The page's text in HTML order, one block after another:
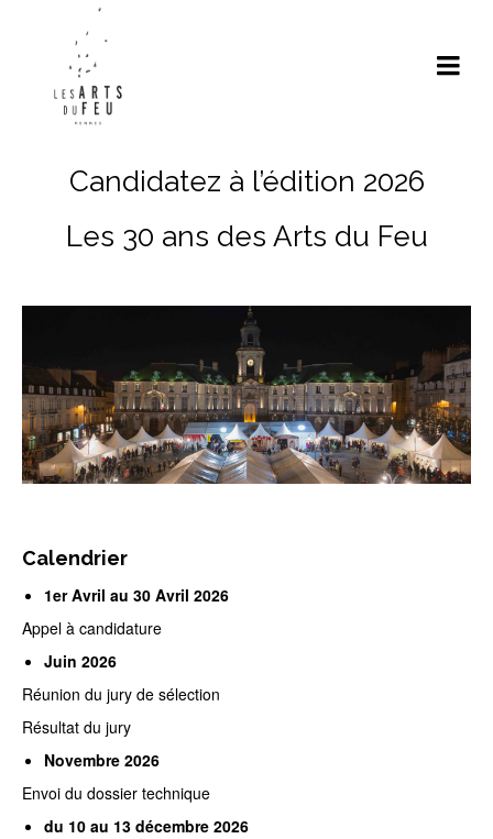
Candidatez à l’édition 2026
Les 30 ans des Arts du Feu
Calendrier
1er Avril au 30 Avril 2026
Appel à candidature
Juin 2026
Réunion du jury de sélection
Résultat du jury
Novembre 2026
Envoi du dossier technique
du 10 au 13 décembre 2026